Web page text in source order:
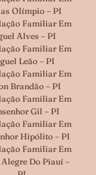
Olímpio – PI
Familiar Em
Alves – PI
Familiar Em
Leão – PI
Familiar Em
Brandão – PI
Familiar Em
Gil – PI
Familiar Em
Hipólito – PI
Familiar Em
Do Piauí –